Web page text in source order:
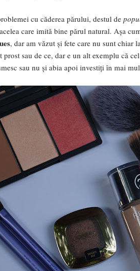
cu căderea părului, destul de
care imită bine părul natural. Așa
, dar am văzut și fete care nu sunt chiar
sau de ce, dar e un alt exemplu că
sau nu și abia apoi investiți în mai